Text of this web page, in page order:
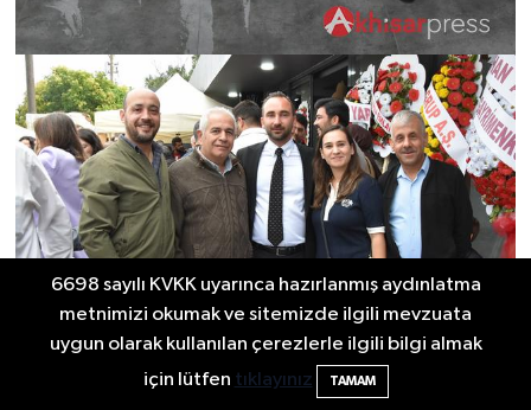
6698 sayılı KVKK uyarınca hazırlanmış aydınlatma
metnimizi okumak ve sitemizde ilgili mevzuata
uygun olarak kullanılan çerezlerle ilgili bilgi almak
için lütfen tıklayınız TAMAM